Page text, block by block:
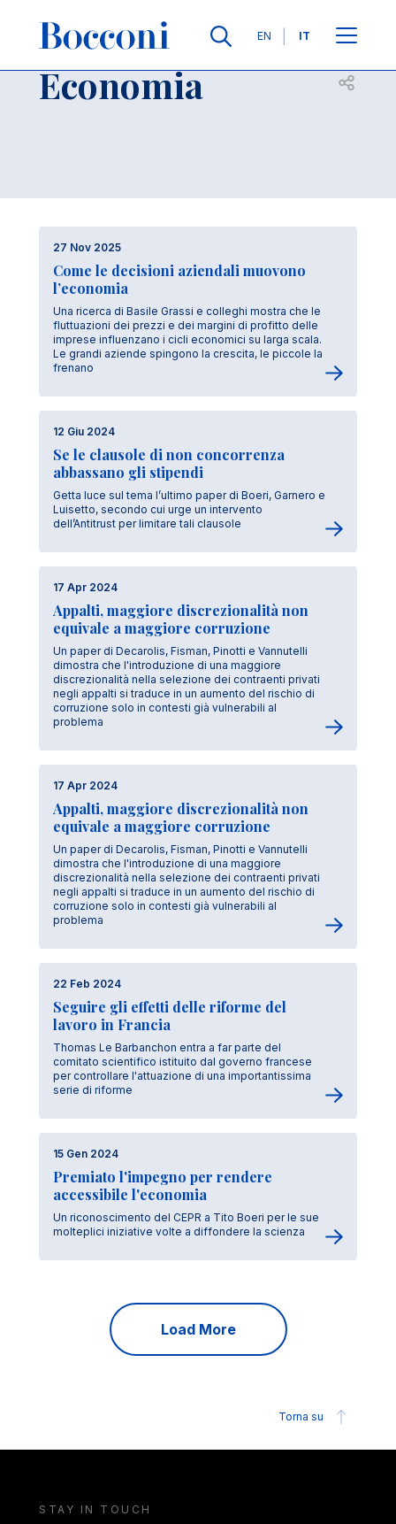
Lingue
EN IT
Economia Apri
27 Nov 2025
Come le decisioni aziendali muovono
l’economia
Una ricerca di Basile Grassi e colleghi mostra che le
fluttuazioni dei prezzi e dei margini di profitto delle
imprese influenzano i cicli economici su larga scala.
Le grandi aziende spingono la crescita, le piccole la
frenano
12 Giu 2024
Se le clausole di non concorrenza
abbassano gli stipendi
Getta luce sul tema l’ultimo paper di Boeri, Garnero e
Luisetto, secondo cui urge un intervento
dell’Antitrust per limitare tali clausole
17 Apr 2024
Appalti, maggiore discrezionalità non
equivale a maggiore corruzione
Un paper di Decarolis, Fisman, Pinotti e Vannutelli
dimostra che l'introduzione di una maggiore
discrezionalità nella selezione dei contraenti privati
negli appalti si traduce in un aumento del rischio di
corruzione solo in contesti già vulnerabili al
problema
17 Apr 2024
Appalti, maggiore discrezionalità non
equivale a maggiore corruzione
Un paper di Decarolis, Fisman, Pinotti e Vannutelli
dimostra che l'introduzione di una maggiore
discrezionalità nella selezione dei contraenti privati
negli appalti si traduce in un aumento del rischio di
corruzione solo in contesti già vulnerabili al
problema
22 Feb 2024
Seguire gli effetti delle riforme del
lavoro in Francia
Thomas Le Barbanchon entra a far parte del
comitato scientifico istituito dal governo francese
per controllare l'attuazione di una importantissima
serie di riforme
15 Gen 2024
Premiato l'impegno per rendere
accessibile l'economia
Un riconoscimento del CEPR a Tito Boeri per le sue
molteplici iniziative volte a diffondere la scienza
Load More
Torna su
STAY IN TOUCH